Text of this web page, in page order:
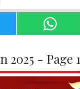
2025 - Page 1